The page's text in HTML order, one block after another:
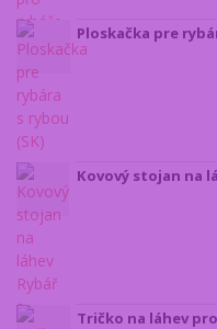
Ploskačka pre
Kovový stojan na
Tričko na láhev